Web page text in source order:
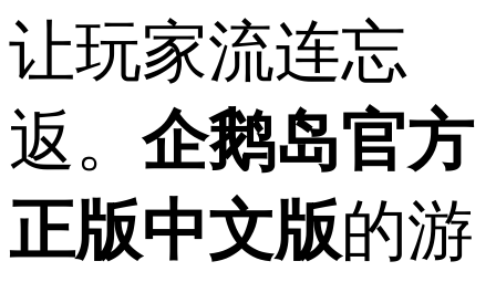
让玩家流连忘
返。 企鹅岛官方
正版中文版的游